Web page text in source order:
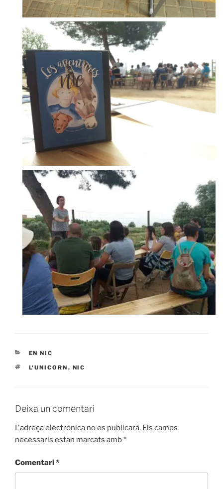
EN NIC
L'UNICORN , NIC
Deixa un comentari
L'adreça electrònica no es publicarà. Els camps
necessaris estan marcats amb*
Comentari*